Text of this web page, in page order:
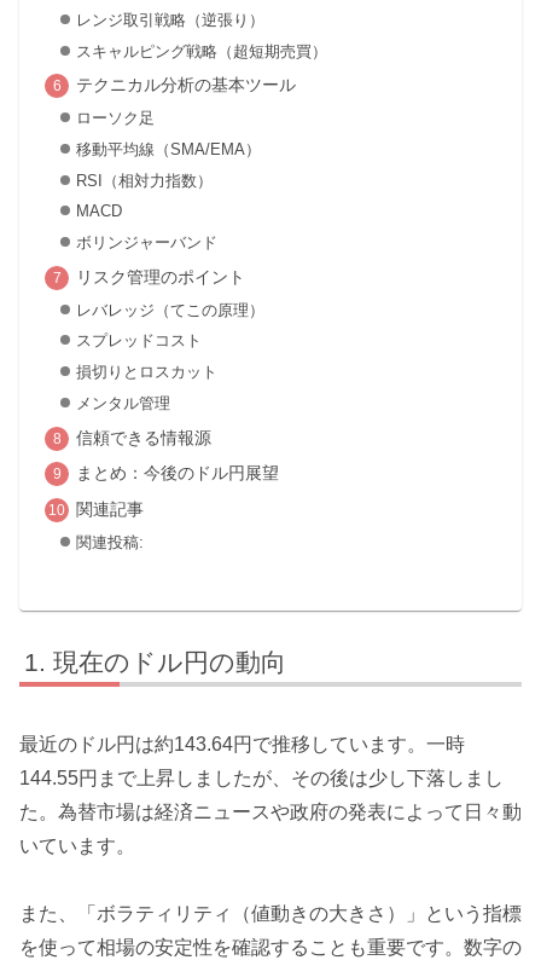
レンジ取引戦略（逆張り）
スキャルピング戦略（超短期売買）
テクニカル分析の基本ツール
ローソク足
移動平均線（SMA/EMA）
RSI（相対力指数）
MACD
ボリンジャーバンド
リスク管理のポイント
レバレッジ（てこの原理）
スプレッドコスト
損切りとロスカット
メンタル管理
信頼できる情報源
まとめ：今後のドル円展望
関連記事
関連投稿:
現在のドル円の動向
最近のドル円は約143.64円で推移しています。一時
144.55円まで上昇しましたが、その後は少し下落しまし
た。為替市場は経済ニュースや政府の発表によって日々動
いています。
また、「ボラティリティ（値動きの大きさ）」という指標
を使って相場の安定性を確認することも重要です。数字の